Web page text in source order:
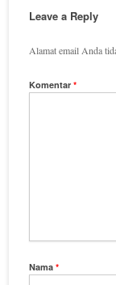
Leave a Reply
Alamat email Anda
Komentar*
Nama*